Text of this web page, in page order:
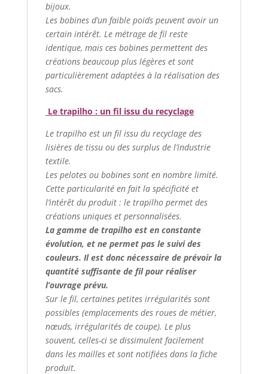
bijoux.
Les bobines d’un faible poids peuvent avoir un
certain intérêt. Le métrage de fil reste
identique, mais ces bobines permettent des
créations beaucoup plus légères et sont
particulièrement adaptées à la réalisation des
sacs.
Le trapilho : un fil issu du recyclage
Le trapilho est un fil issu du recyclage des
lisières de tissu ou des surplus de l’industrie
textile.
Les pelotes ou bobines sont en nombre limité.
Cette particularité en fait la spécificité et
l’intérêt du produit : le trapilho permet des
créations uniques et personnalisées.
La gamme de trapilho est en constante
évolution, et ne permet pas le suivi des
couleurs. Il est donc nécessaire de prévoir la
quantité suffisante de fil pour réaliser
l’ouvrage prévu.
Sur le fil, certaines petites irrégularités sont
possibles (emplacements des roues de métier,
nœuds, irrégularités de coupe). Le plus
souvent, celles-ci se dissimulent facilement
dans les mailles et sont notifiées dans la fiche
produit.